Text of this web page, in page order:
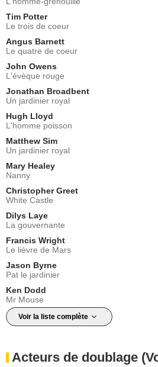
Tim Potter
Le trois de coeur
Angus Barnett
Le quatre de coeur
John Owens
L'évèque rouge
Jonathan Broadbent
Un jardinier royal
Hugh Lloyd
L'homme poisson
Matthew Sim
Un jardinier royal
Mary Healey
Nanny
Christopher Greet
White Castle
Dilys Laye
La gouvernante
Francis Wright
Le lièvre de Mars
Jason Byrne
Pat le jardinier
Ken Dodd
Mr Mouse
Voir la liste complète
Acteurs de doublage